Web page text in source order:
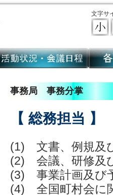
文字サ
事務局 事務分掌
【 総務担当 】
(1) 文書、例規及
(2) 会議、研修及
(3) 事業計画及び
(4) 全国町村会に